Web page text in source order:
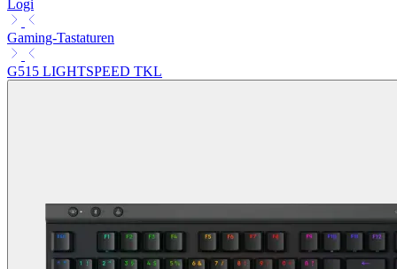
Logi
Gaming-Tastaturen
G515 LIGHTSPEED TKL